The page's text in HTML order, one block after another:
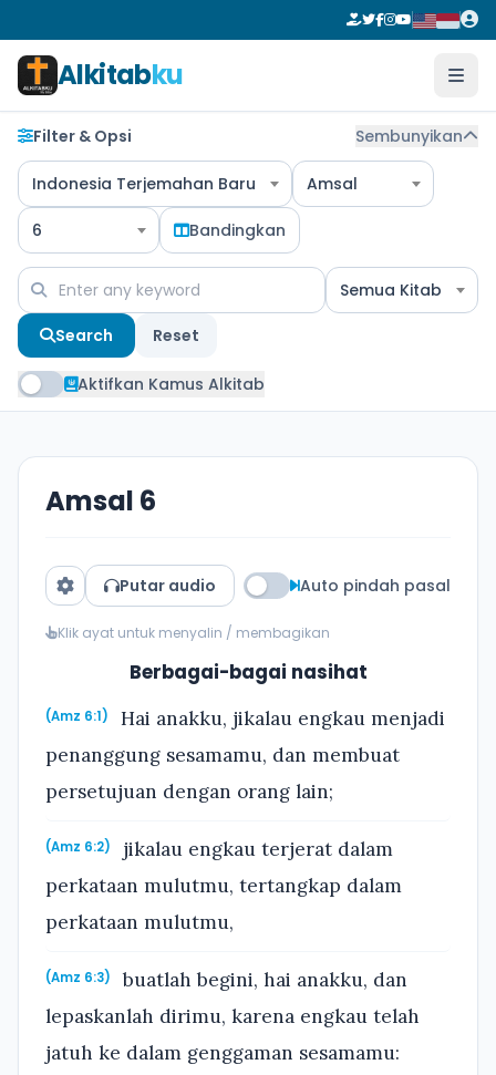
Alkitabku
Filter & Opsi Sembunyikan
Indonesia Terjemahan Baru Amsal
6 Bandingkan
Semua Kitab
Search Reset
Aktifkan Kamus Alkitab
Amsal 6
Putar audio Auto pindah pasal
Klik ayat untuk menyalin / membagikan
Berbagai-bagai nasihat
(Amz 6:1)
Hai anakku, jikalau engkau menjadi
penanggung sesamamu, dan membuat
persetujuan dengan orang lain;
(Amz 6:2)
jikalau engkau terjerat dalam
perkataan mulutmu, tertangkap dalam
perkataan mulutmu,
(Amz 6:3)
buatlah begini, hai anakku, dan
lepaskanlah dirimu, karena engkau telah
jatuh ke dalam genggaman sesamamu: